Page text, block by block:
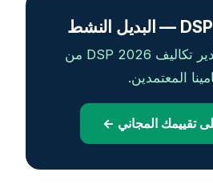
احصل على تقدير تكاليف DSP 2026 من
المعتمدين.
تقييمك المجاني ←